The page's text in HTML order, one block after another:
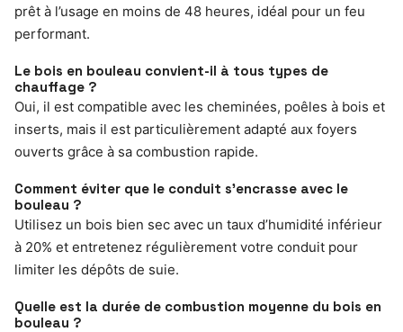
prêt à l’usage en moins de 48 heures, idéal pour un feu
performant.
Le bois en bouleau convient-il à tous types de
chauffage ?
Oui, il est compatible avec les cheminées, poêles à bois et
inserts, mais il est particulièrement adapté aux foyers
ouverts grâce à sa combustion rapide.
Comment éviter que le conduit s’encrasse avec le
bouleau ?
Utilisez un bois bien sec avec un taux d’humidité inférieur
à 20% et entretenez régulièrement votre conduit pour
limiter les dépôts de suie.
Quelle est la durée de combustion moyenne du bois en
bouleau ?